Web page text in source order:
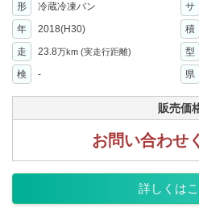
形 冷蔵冷凍バン サ
年
2018(H30) 積
走 23.8万km (実走行距離) 型
検
- 県
販売価
お問い合わせ
詳しくは